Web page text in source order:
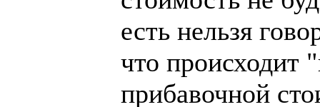
есть нельзя
что происходит
прибавочной